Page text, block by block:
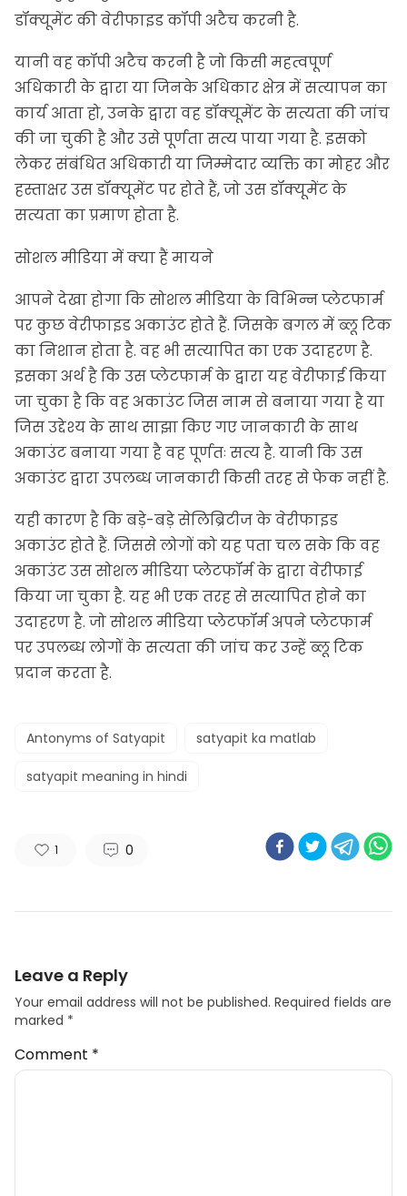
डॉक्यूमेंट की वेरीफाइड कॉपी अटैच करनी है.
यानी वह कॉपी अटैच करनी है जो किसीमहत्वपूर्ण
अधिकारी के द्वारा या जिनके अधिकार क्षेत्र में सत्यापन का
कार्य आता हो, उनके द्वारा वह डॉक्यूमेंट के सत्यता की जांच
की जा चुकी है और उसे पूर्णता सत्य पाया गया है. इसको
लेकर संबंधित अधिकारी या जिम्मेदार व्यक्ति का मोहर और
हस्ताक्षर उस डॉक्यूमेंट पर होते हैं, जो उस डॉक्यूमेंट के
सत्यता का प्रमाण होता है.
सोशल मीडिया में क्या हैं मायने
आपने देखा होगा कि सोशल मीडिया के विभिन्न प्लेटफार्म
पर कुछ वेरीफाइड अकाउंट होते हैं. जिसके बगल में ब्लू टिक
का निशान होता है. वह भी सत्यापित का एक उदाहरण है.
इसका अर्थ है कि उस प्लेटफार्म के द्वारा यह वेरीफाई किया
जा चुका है कि वह अकाउंट जिस नाम से बनाया गया है या
जिस उद्देश्य के साथ साझा किए गए जानकारी के साथ
अकाउंट बनाया गया है वह पूर्णतः सत्य है. यानी कि उस
अकाउंट द्वारा उपलब्धजानकारीकिसी तरह से फेक नहीं है.
यही कारण है कि बड़े-बड़े सेलिब्रिटीज के वेरीफाइड
अकाउंट होते हैं. जिससे लोगों को यह पता चल सके कि वह
अकाउंट उस सोशल मीडिया प्लेटफॉर्म के द्वारा वेरीफाई
किया जा चुका है. यह भी एक तरह से सत्यापित होने का
उदाहरण है. जो सोशल मीडिया प्लेटफॉर्म अपने प्लेटफार्म
पर उपलब्ध लोगों के सत्यता की जांच कर उन्हें ब्लू टिक
प्रदान करता है.
Antonyms of Satyapit satyapit ka matlab
satyapit meaning in hindi
1 0
Leave a Reply
Your email address will not be published. Required fields are
marked *
Comment *